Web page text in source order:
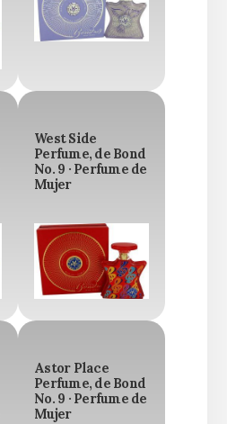
West Side
Perfume, de Bond
No. 9 · Perfume de
Mujer
Astor Place
Perfume, de Bond
No. 9 · Perfume de
Mujer